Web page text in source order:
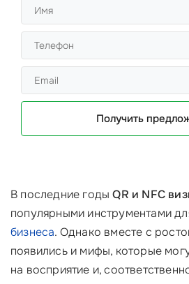
Получить
В последние годыQR и NFC
популярными инструментами
бизнеса. Однако вместе с
появились и мифы, которые
на восприятие и,